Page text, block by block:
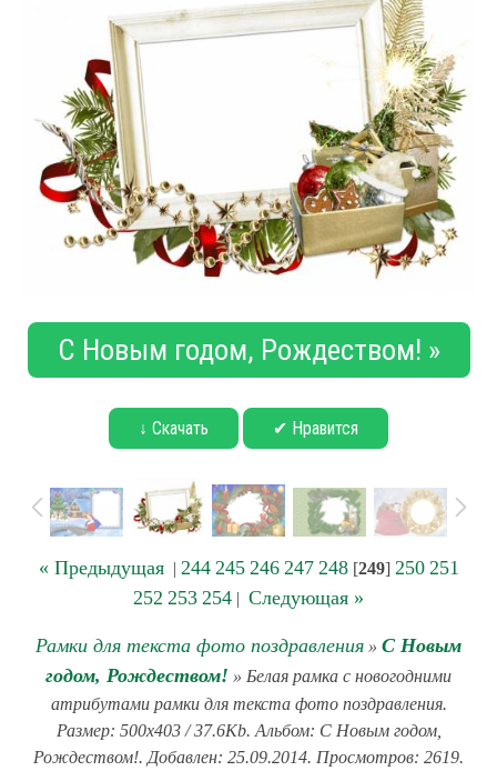
С Новым годом, Рождеством! »
↓ Скачать ✔ Нравится
« Предыдущая| 244 245 246 247 248[249] 250 251
252 253 254 | Следующая »
Рамки для текста фото поздравления » С Новым
годом, Рождеством! » Белая рамка с новогодними
атрибутами рамки для текста фото поздравления.
Размер: 500x403 / 37.6Kb. Альбом: С Новым годом,
Рождеством!. Добавлен: 25.09.2014. Просмотров: 2619.